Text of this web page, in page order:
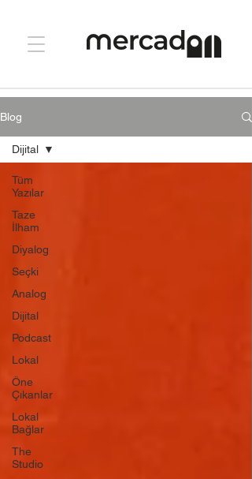
Blog
Tüm
Yazılar
Taze
İlham
Diyalog
Seçki
Analog
Dijital
Podcast
Lokal
Öne
Çıkanlar
Lokal
Bağlar
The
Studio
Dijital